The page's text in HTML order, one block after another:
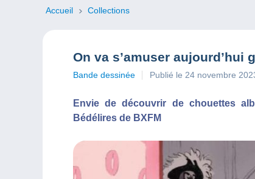
Accueil Collections
On va s’amuser aujourd’hui
Bande dessinée Publié le 24 novembre
Envie de découvrir de chouettes
Bédélires de BXFM